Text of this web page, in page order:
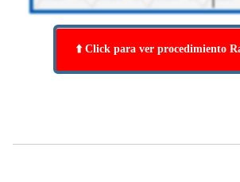
⬆️ Click para ver procedimiento